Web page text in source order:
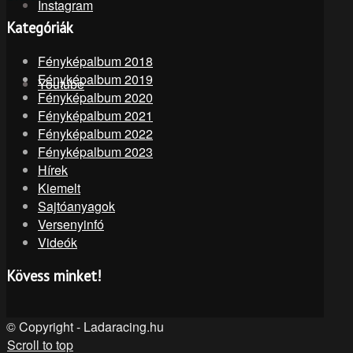
Instagram
Youtube
Kategóriák
Fényképalbum 2018
Fényképalbum 2019
Fényképalbum 2020
Fényképalbum 2021
Fényképalbum 2022
Fényképalbum 2023
Hírek
Kiemelt
Sajtóanyagok
Versenyinfó
Videók
Kövess minket!
© Copyright - Ladaracing.hu
Scroll to top